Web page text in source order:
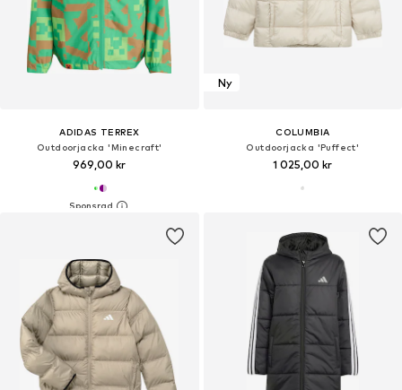
ADIDAS TERREX
Outdoorjacka 'Minecraft'
969,00 kr
Ny
COLUMBIA
Outdoorjacka 'Puffect'
1 025,00 kr